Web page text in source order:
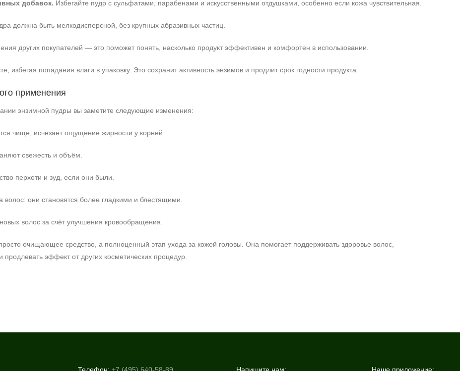
добавок. Избегайте пудр с сульфатами, парабенами и искусственными отдушками, особенно если кожа чувствительная.
должна быть мелкодисперсной, без крупных абразивных частиц.
других покупателей — это поможет понять, насколько продукт эффективен и комфортен в использовании.
избегая попадания влаги в упаковку. Это сохранит активность энзимов и продлит срок годности продукта.
применения
энзимной пудры вы заметите следующие изменения:
чище, исчезает ощущение жирности у корней.
свежесть и объём.
перхоти и зуд, если они были.
волос: они становятся более гладкими и блестящими.
волос за счёт улучшения кровообращения.
очищающее средство, а полноценный этап ухода за кожей головы. Она помогает поддерживать здоровье волос,
эффект от других косметических процедур.